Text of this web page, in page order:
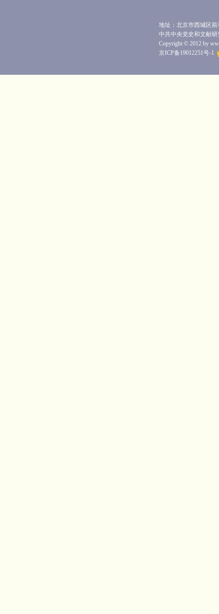
地址：北京市西城区
中共中央党史和文献
Copyright © 2012 by
京ICP备19012251号-1